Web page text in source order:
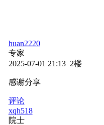
huan2220
专家
2025-07-01 21:13 2楼
感谢分享
评论
xqh518
院士